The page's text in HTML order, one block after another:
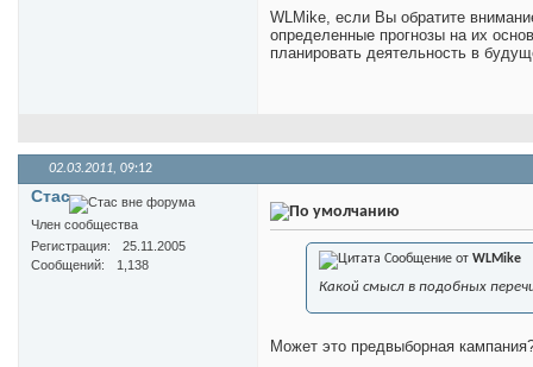
WLMike, если Вы обратите
определенные прогнозы на их
планировать деятельность в
02.03.2011, 09:12
Стас
Член сообщества
Регистрация
25.11.2005
Сообщений
1,138 Сообщение от WLMike
Какой смысл в подобных
Может это предвыборная